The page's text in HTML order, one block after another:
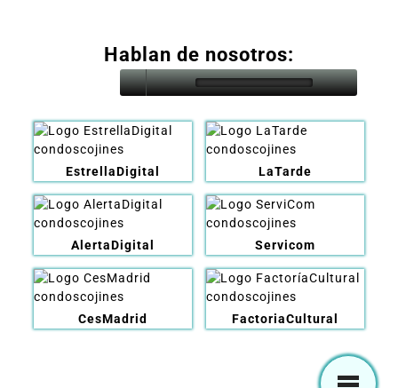
Hablan de nosotros:
EstrellaDigital LaTarde
AlertaDigital Servicom
CesMadrid FactoriaCultural